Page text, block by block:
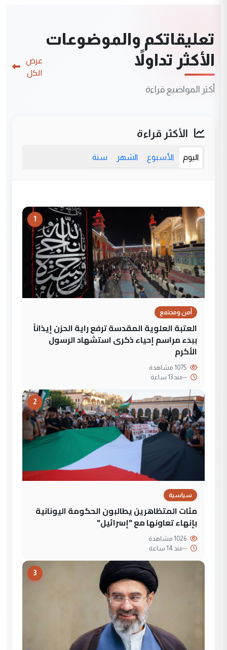
تعليقاتكم والموضوعات
الأكثر تداولاً
أكثر المواضيع قراءة
عرض
الكل
الأكثر قراءة
اليوم الأسبوع الشهر سنة
1
أمن ومجتمع
العتبة العلوية المقدسة ترفع راية الحزن إيذاناً
ببدء مراسم إحياء ذكرى استشهاد الرسول
الأكرم
--منذ 13 ساعة
2
سياسية
مئات المتظاهرين يطالبون الحكومة اليونانية
بإنهاء تعاونها مع "إسرائيل"
--منذ 14 ساعة
3